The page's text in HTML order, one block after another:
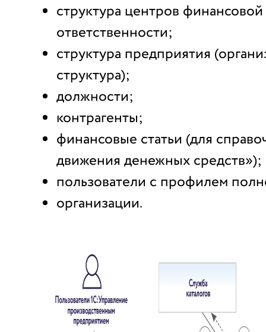
структура центров финансовой
ответственности;
структура предприятия
структура);
должности;
контрагенты;
финансовые статьи (для
движения денежных средств»);
пользователи с профилем
организации.